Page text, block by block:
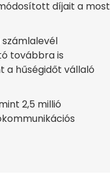
díjait a most
továbbra is
a hűségidőt vállaló
2,5 millió